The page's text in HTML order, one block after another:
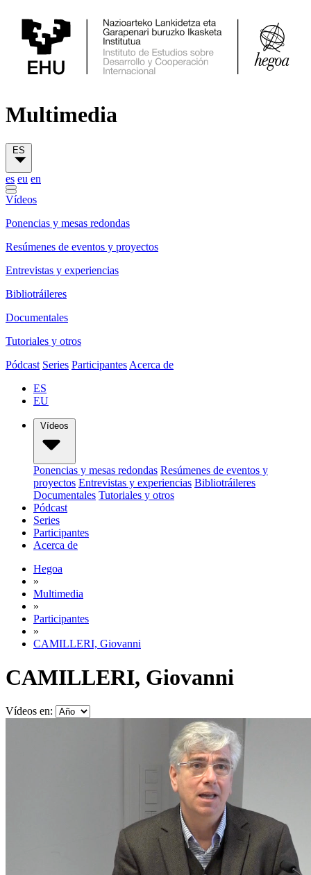
Multimedia
ES
es eu en
Vídeos
Ponencias y mesas redondas
Resúmenes de eventos y proyectos
Entrevistas y experiencias
Bibliotráileres
Documentales
Tutoriales y otros
Pódcast Series Participantes Acerca de
ES
EU
Vídeos
Ponencias y mesas redondas Resúmenes de eventos y
proyectos Entrevistas y experiencias Bibliotráileres
Documentales Tutoriales y otros
Pódcast
Series
Participantes
Acerca de
Hegoa
»
Multimedia
»
Participantes
»
CAMILLERI, Giovanni
CAMILLERI, Giovanni
Vídeos en: